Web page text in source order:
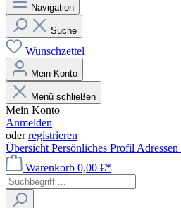
Navigation
Suche
Wunschzettel
Mein Konto
Menü schließen
Mein Konto
Anmelden
oderregistrieren
Übersicht Persönliches Profil Adressen
Warenkorb 0,00 €*